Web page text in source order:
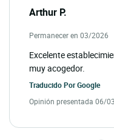
Arthur P.
Permanecer en 03/2026
Excelente
muy acogedor.
Traducido PorGoogle
Opinión presentada 06/